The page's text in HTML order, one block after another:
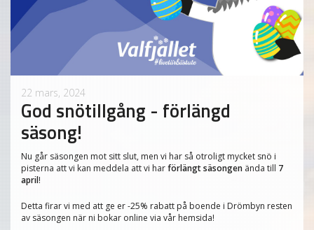
22 mars, 2024
God snötillgång - förlängd
säsong!
Nu går säsongen mot sitt slut, men vi har så otroligt mycket snö i
pisterna att vi kan meddela att vi harförlängt säsongen ända till 7
april!
Detta firar vi med att ge er -25% rabatt på boende i Drömbyn resten
av säsongen när ni bokar online via vår hemsida!